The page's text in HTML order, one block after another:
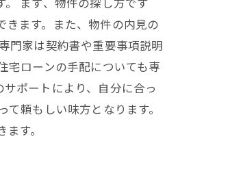
ます。また、物件の内見の
門家は契約書や重要事項説明
宅ローンの手配についても専
ポートにより、自分に合っ
頼もしい味方となります。
す。